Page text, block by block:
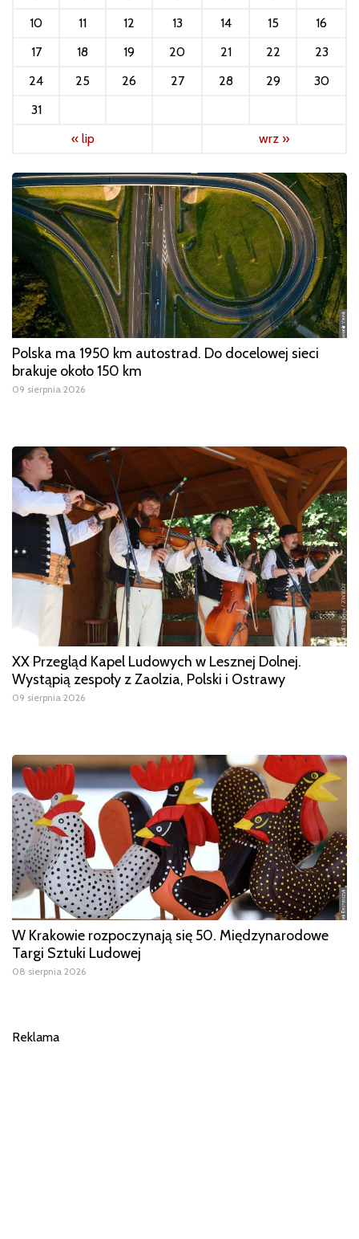
10
11 12 13 14 15
16
17
18 19 20 21 22
23
24
25 26 27 28 29
30
31
« lip
wrz »
Polska ma 1950 km autostrad. Do docelowej sieci
brakuje około 150 km
09 sierpnia 2026
XX Przegląd Kapel Ludowych w Lesznej Dolnej.
Wystąpią zespoły z Zaolzia, Polski i Ostrawy
09 sierpnia 2026
W Krakowie rozpoczynają się 50. Międzynarodowe
Targi Sztuki Ludowej
08 sierpnia 2026
Reklama